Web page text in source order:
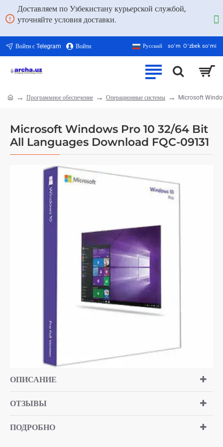
Доставляем по Узбекистану курьерской службой,
уточняйте условия доставки.
Войти с Telegram Войти Русский soʻm Oʻzbek soʻmi
Microsoft Windows Pro 10 32/64 Bit
All Languages Download FQC-09131
Программное обеспечение Операционные системы Microsoft
ТОП БРЕНД
ТОЛЬКО ОНЛАЙН
ОПИСАНИЕ
ОТЗЫВЫ
ПОДРОБНО